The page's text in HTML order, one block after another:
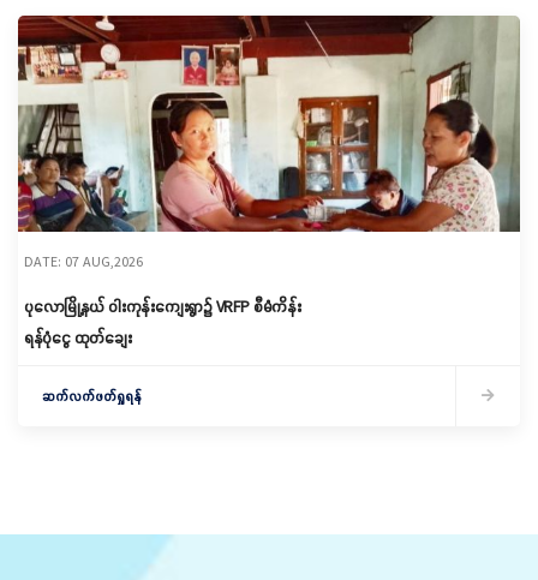
DATE: 07 AUG,2026
ပုလောမြို့နယ် ဝါးကုန်းကျေးရွာ၌ ‌VRFP စီမံကိန်း
ရန်ပုံငွေ ထုတ်ချေး
ဆက်လက်ဖတ်ရှုရန်